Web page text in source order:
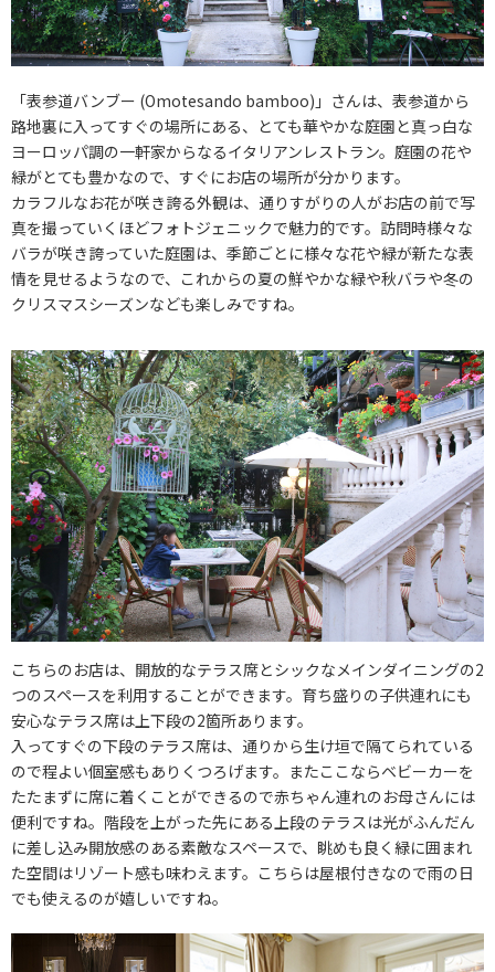
「表参道バンブー (Omotesando bamboo)」さんは、表参道から
路地裏に入ってすぐの場所にある、とても華やかな庭園と真っ白な
ヨーロッパ調の一軒家からなるイタリアンレストラン。庭園の花や
緑がとても豊かなので、すぐにお店の場所が分かります。
カラフルなお花が咲き誇る外観は、通りすがりの人がお店の前で写
真を撮っていくほどフォトジェニックで魅力的です。訪問時様々な
バラが咲き誇っていた庭園は、季節ごとに様々な花や緑が新たな表
情を見せるようなので、これからの夏の鮮やかな緑や秋バラや冬の
クリスマスシーズンなども楽しみですね。
こちらのお店は、開放的なテラス席とシックなメインダイニングの2
つのスペースを利用することができます。育ち盛りの子供連れにも
安心なテラス席は上下段の2箇所あります。
入ってすぐの下段のテラス席は、通りから生け垣で隔てられている
ので程よい個室感もありくつろげます。またここならベビーカーを
たたまずに席に着くことができるので赤ちゃん連れのお母さんには
便利ですね。階段を上がった先にある上段のテラスは光がふんだん
に差し込み開放感のある素敵なスペースで、眺めも良く緑に囲まれ
た空間はリゾート感も味わえます。こちらは屋根付きなので雨の日
でも使えるのが嬉しいですね。